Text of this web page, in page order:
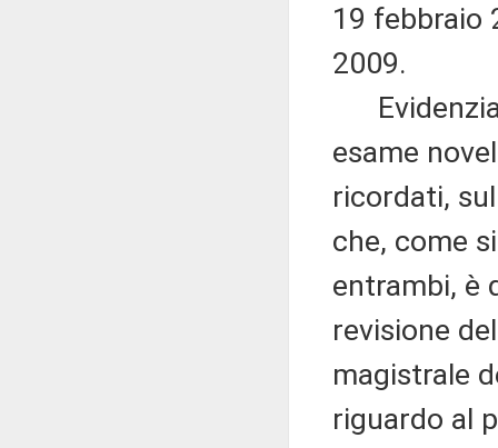
19 febbraio
2009.
esame
ricordati,
che, come
entrambi, è
revisione
magistrale
riguardo al